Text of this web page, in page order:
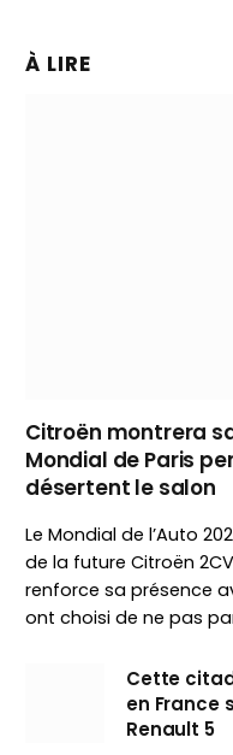
À LIRE
Citroën montrera
Mondial de Paris
désertent le salon
Le Mondial de l’Auto
de la future Citroën
renforce sa présence
ont choisi de ne pas
Cette
en France
Renault 5